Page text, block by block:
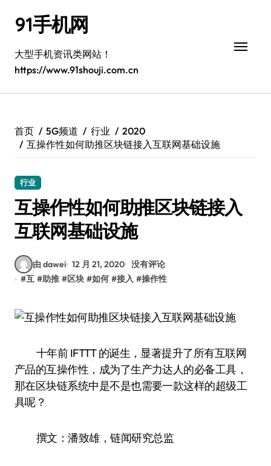
91手机网
大型手机资讯类网站！
https://www.91shouji.com.cn
首页 5G频道 行业
2020
互操作性如何助推区块链接入互联网基础设施
行业
互操作性如何助推区块链接入
互联网基础设施
由 dawei 12 月 21, 2020 没有评论
#互 #助推 #区块 #如何 #接入 #操作性
十年前 IFTTT 的诞生，显著提升了所有互联网
产品的互操作性，成为了生产力达人的必备工具，
那在区块链系统中是不是也需要一款这样的超级工
具呢？
撰文：潘致雄，链闻研究总监